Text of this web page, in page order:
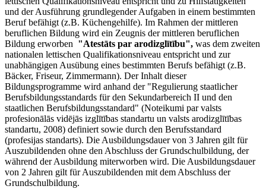
und der Ausführung grundlegender Aufgaben in einem bestimmten
Beruf befähigt (z.B. Küchengehilfe). Im Rahmen der mittleren
beruflichen Bildung wird ein Zeugnis der mittleren beruflichen
Bildung erworben "Atestāts par arodizglītību", was dem zweiten
nationalen lettischen Qualifikationsniveau entspricht und zur
unabhängigen Ausübung eines bestimmten Berufs befähigt (z.B.
Bäcker, Friseur, Zimmermann). Der Inhalt dieser
Bildungsprogramme wird anhand der "Regulierung staatlicher
Berufsbildungsstandards für den Sekundarbereich II und den
staatlichen Berufsbildungsstandard" (Noteikumi par valsts
profesionālās vidējās izglītības standartu un valsts arodizglītības
standartu, 2008) definiert sowie durch den Berufsstandard
(profesijas standarts). Die Ausbildungsdauer von 3 Jahren gilt für
Auszubildenden ohne den Abschluss der Grundschulbildung, der
während der Ausbildung miterworben wird. Die Ausbildungsdauer
von 2 Jahren gilt für Auszubildenden mit dem Abschluss der
Grundschulbildung.